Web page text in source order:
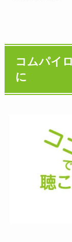
コムパイ
に